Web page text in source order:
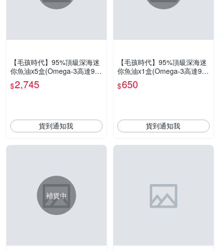
【毛孩時代】95%頂級深海迷
你魚油x5盒(Omega-3高達9
5%、24項國際專利、專利SP
D去腥味技術)
$2,745
貨到通知我
【毛孩時代】95%頂級深海迷
你魚油x1盒(Omega-3高達9
5%、24項國際專利、專利SP
D去腥味技術)
$650
貨到通知我
補貨中